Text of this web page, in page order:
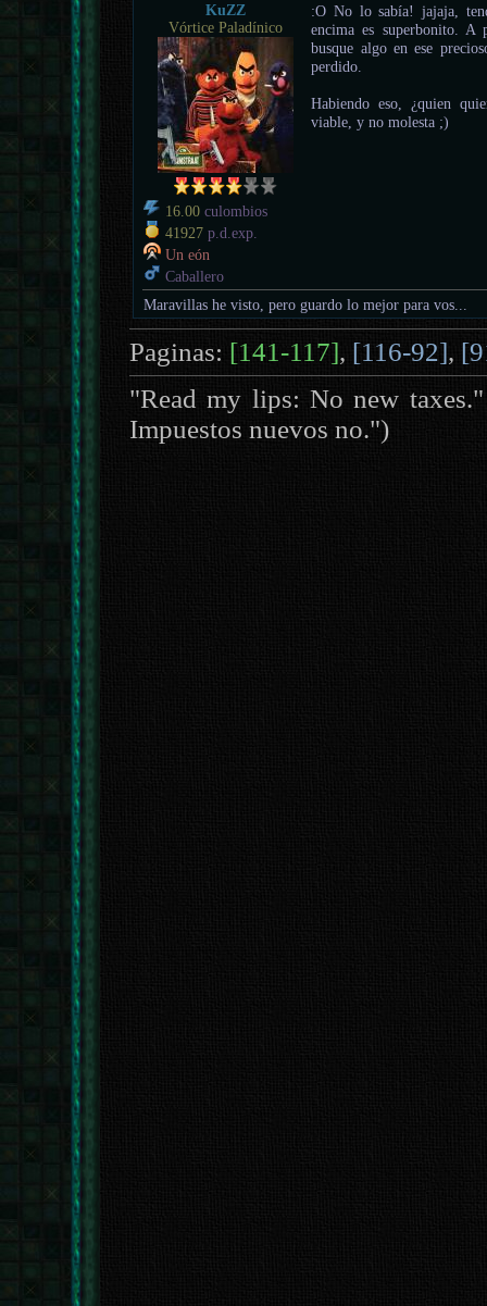
KuZZ
Vórtice Paladínico
16.00 culombios
41927 p.d.exp.
Un eón
Caballero
:O No lo sabía! jajaja,
encima es superbonito. A
busque algo en ese
perdido.
Habiendo eso, ¿quien
viable, y no molesta ;)
Maravillas he visto, pero guardo lo mejor para vos...
Paginas: [141-117], [116-92],
"Read my lips: No new
Impuestos nuevos no.")